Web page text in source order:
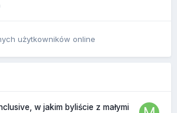
użytkowników online
w jakim byliście z małymi